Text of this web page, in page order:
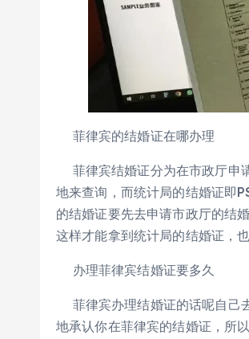
菲律宾的结婚证在哪办理
菲律宾结婚证分为在市政厅申
地来查询，而统计局的结婚证即
的结婚证要先去申请市政厅的结
这样才能拿到统计局的结婚证，
办理菲律宾结婚证要多久
菲律宾办理结婚证的话呢自己
地承认你在菲律宾的结婚证，所